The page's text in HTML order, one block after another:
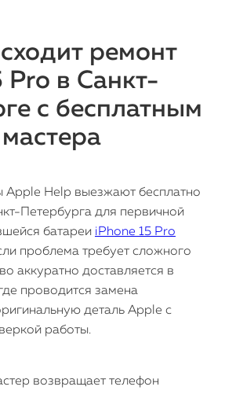
ремонт
Pro в Санкт-
с бесплатным
Apple Help выезжают бесплатно
Петербурга для первичной
батареи iPhone 15 Pro
проблема требует сложного
аккуратно доставляется в
проводится замена
деталь Apple с
работы.
возвращает телефон